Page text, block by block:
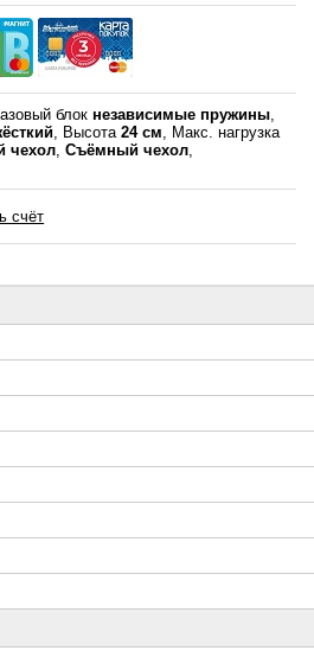
блокнезависимые пружины,
, Высота24 см, Макс. нагрузка
чехол,Съёмный чехол,
счёт